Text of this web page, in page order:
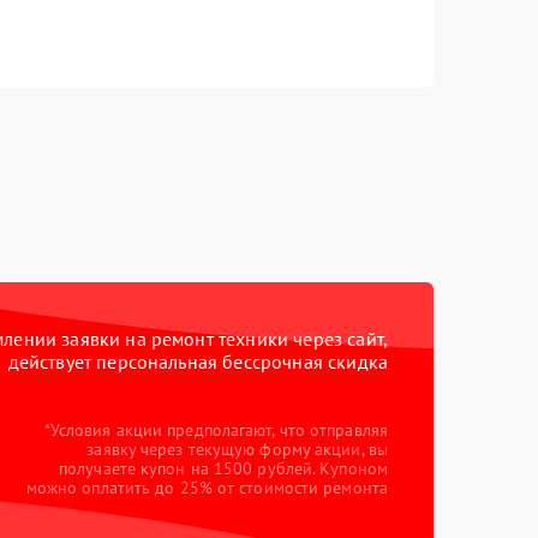
заявки на ремонт техники через сайт,
действует персональная бессрочная скидка
*Условия акции предполагают, что отправляя
заявку через текущую форму акции, вы
получаете купон на 1500 рублей. Купоном
можно оплатить до 25% от стоимости ремонта